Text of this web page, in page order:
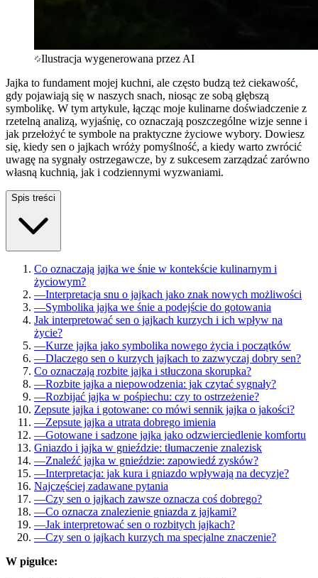
Ilustracja wygenerowana przez AI
Jajka to fundament mojej kuchni, ale często budzą też ciekawość,
gdy pojawiają się w naszych snach, niosąc ze sobą głębszą
symbolikę. W tym artykule, łącząc moje kulinarne doświadczenie z
rzetelną analizą, wyjaśnię, co oznaczają poszczególne wizje senne i
jak przełożyć te symbole na praktyczne życiowe wybory. Dowiesz
się, kiedy sen o jajkach wróży pomyślność, a kiedy warto zwrócić
uwagę na sygnały ostrzegawcze, by z sukcesem zarządzać zarówno
własną kuchnią, jak i codziennymi wyzwaniami.
Spis treści
Co oznaczają jajka we śnie w kontekście kulinarnym i
życiowym?
—Interpretacja snu o jajkach jako znak nowych możliwości
—Symbolika jajka we śnie a podejście do gotowania
Jak interpretować sen o jajkach kurzych i ich wpływ na
życie?
—Kurze jajka jako symbolika nowego życia i początków
—Dlaczego sen o kurzych jajkach to zazwyczaj dobry sen?
Co oznaczają rozbite jajka i stłuczona skorupka?
—Rozbite jajka a niepowodzenia: jak czytać sygnały?
—Rozbijać jajka w pośpiechu: czy to ostrzeżenie?
Zepsute jajka i gotowane: co mówi sennik jajka o jakości?
—Zepsute jajka a utrata dobrego imienia
—Gotowane i sadzone jajka jako odzwierciedlenie komfortu
Gniazdo i jajka w gnieździe: tłumaczenie znalezisk
—Znaleźć jajka w gnieździe: zapowiedź zysków?
—Interpretacja: jak kura i gniazdo wpływają na decyzje?
Najczęściej zadawane pytania
—Czy sen o jajkach zawsze oznacza coś dobrego?
—Co oznacza znalezienie gniazda z jajkami?
—Jak interpretować sen o rozbitych jajkach?
—Czy sen o jajkach kurzych ma specjalne znaczenie?
W pigułce: